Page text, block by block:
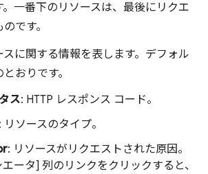
。一番下のリソースは、最後にリクエ
です。
に関する情報を表します。デフォル
おりです。
ス: HTTP レスポンス コード。
: リソースのタイプ。
: リソースがリクエストされた原因。
ータ] 列のリンクをクリックすると、